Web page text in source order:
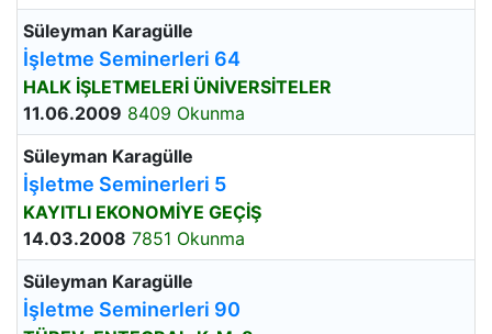
Süleyman Karagülle
İşletme Seminerleri 64
HALK İŞLETMELERİ ÜNİVERSİTELER
11.06.2009 8409 Okunma
Süleyman Karagülle
İşletme Seminerleri 5
KAYITLI EKONOMİYE GEÇİŞ
14.03.2008 7851 Okunma
Süleyman Karagülle
İşletme Seminerleri 90